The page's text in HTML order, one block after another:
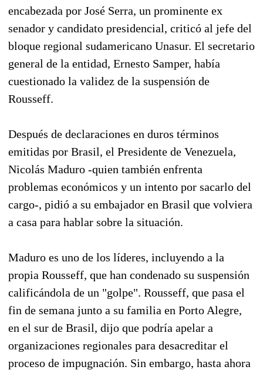
encabezada por José Serra, un prominente ex
senador y candidato presidencial, criticó al jefe del
bloque regional sudamericano Unasur. El secretario
general de la entidad, Ernesto Samper, había
cuestionado la validez de la suspensión de
Rousseff.
Después de declaraciones en duros términos
emitidas por Brasil, el Presidente de Venezuela,
Nicolás Maduro -quien también enfrenta
problemas económicos y un intento por sacarlo del
cargo-, pidió a su embajador en Brasil que volviera
a casa para hablar sobre la situación.
Maduro es uno de los líderes, incluyendo a la
propia Rousseff, que han condenado su suspensión
calificándola de un "golpe". Rousseff, que pasa el
fin de semana junto a su familia en Porto Alegre,
en el sur de Brasil, dijo que podría apelar a
organizaciones regionales para desacreditar el
proceso de impugnación. Sin embargo, hasta ahora